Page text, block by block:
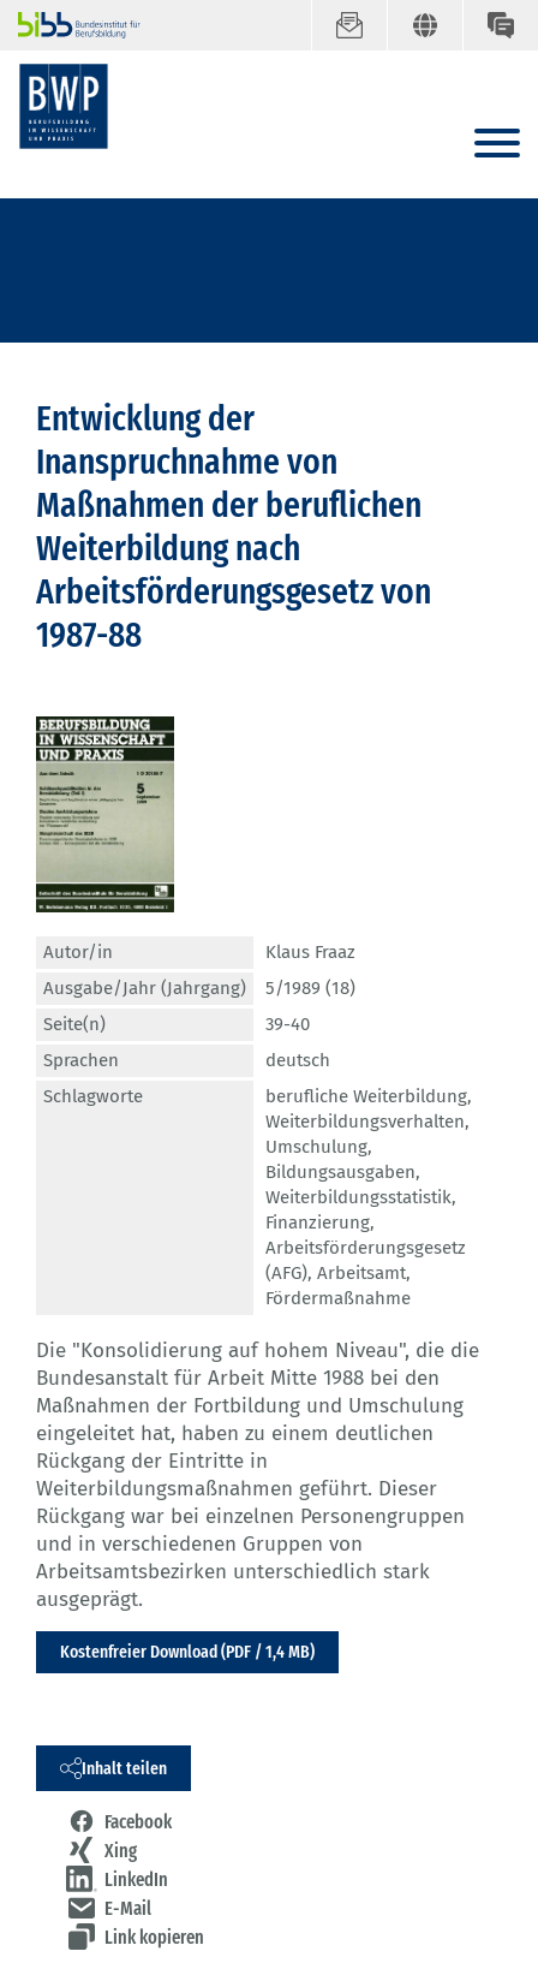
Entwicklung der
Inanspruchnahme von
Maßnahmen der beruflichen
Weiterbildung nach
Arbeitsförderungsgesetz von
1987-88
Autor/in
Klaus Fraaz
Ausgabe/Jahr (Jahrgang)
5/1989 (18)
Seite(n)
39-40
Sprachen
deutsch
Schlagworte
berufliche Weiterbildung,
Weiterbildungsverhalten,
Umschulung,
Bildungsausgaben,
Weiterbildungsstatistik,
Finanzierung,
Arbeitsförderungsgesetz
(AFG), Arbeitsamt,
Fördermaßnahme
Die "Konsolidierung auf hohem Niveau", die die
Bundesanstalt für Arbeit Mitte 1988 bei den
Maßnahmen der Fortbildung und Umschulung
eingeleitet hat, haben zu einem deutlichen
Rückgang der Eintritte in
Weiterbildungsmaßnahmen geführt. Dieser
Rückgang war bei einzelnen Personengruppen
und in verschiedenen Gruppen von
Arbeitsamtsbezirken unterschiedlich stark
ausgeprägt.
Kostenfreier Download (PDF / 1,4 MB)
Inhalt teilen
Facebook
Xing
LinkedIn
E-Mail
Link kopieren